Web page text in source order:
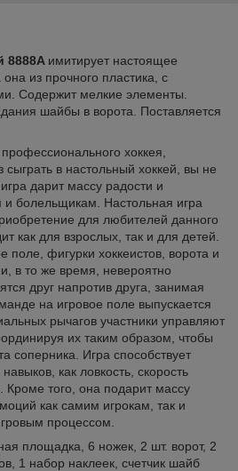
8888A имитирует настоящее
из прочного пластика, с
Содержит мелкие элементы.
шайбы в ворота. Поставляется
хоккея,
сыграть в настольный хоккей, вы не
дарит массу радости и
и болельщикам. Настольная игра
для любителей данного
как для взрослых, так и для детей.
поле, фигурки хоккеистов, ворота и
в то же время, невероятно
друг напротив друга, занимая
на игровое поле выпускается
рычагов участники управляют
их таким образом, чтобы
соперника. Игра способствует
как ловкость, скорость
Кроме того, она подарит массу
как самим игрокам, так и
процессом.
площадка, 6 ножек, 2 шт. ворот, 2
1 набор наклеек, счетчик шайб